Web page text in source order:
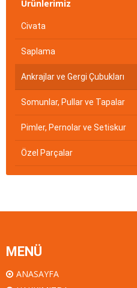
Ürünlerimiz
Civata
Saplama
Ankrajlar ve Gergi Çubukları
Somunlar, Pullar ve Tapalar
Pimler, Pernolar ve Setiskur
Özel Parçalar
MENÜ
ANASAYFA